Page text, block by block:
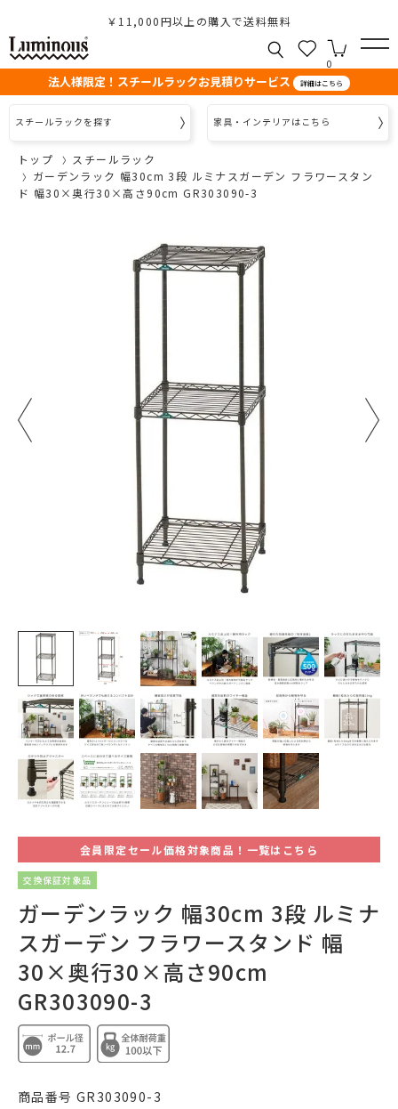
￥11,000円以上の購入で送料無料
0
法人様限定！スチールラックお見積りサービス 詳細はこちら
スチールラックを探す 家具・インテリアはこちら
トップ
スチールラック
ガーデンラック 幅30cm 3段 ルミナスガーデン フラワースタン
ド 幅30×奥行30×高さ90cm GR303090-3
会員限定セール価格対象商品！一覧はこちら
交換保証対象品
ガーデンラック 幅30cm 3段 ルミナ
スガーデン フラワースタンド 幅
30×奥行30×高さ90cm
GR303090-3
商品番号 GR303090-3